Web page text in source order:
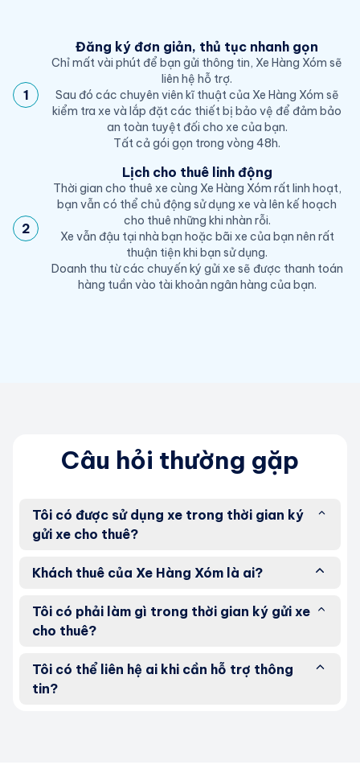
1
Đăng ký đơn giản, thủ tục nhanh gọn
Chỉ mất vài phút để bạn gửi thông tin, Xe Hàng Xóm sẽ
liên hệ hỗ trợ.
Sau đó các chuyên viên kĩ thuật của Xe Hàng Xóm sẽ
kiểm tra xe và lắp đặt các thiết bị bảo vệ để đảm bảo
an toàn tuyệt đối cho xe của bạn.
Tất cả gói gọn trong vòng 48h.
2
Lịch cho thuê linh động
Thời gian cho thuê xe cùng Xe Hàng Xóm rất linh hoạt,
bạn vẫn có thể chủ động sử dụng xe và lên kế hoạch
cho thuê những khi nhàn rỗi.
Xe vẫn đậu tại nhà bạn hoặc bãi xe của bạn nên rất
thuận tiện khi bạn sử dụng.
Doanh thu từ các chuyến ký gửi xe sẽ được thanh toán
hàng tuần vào tài khoản ngân hàng của bạn.
Câu hỏi thường gặp
Tôi có được sử dụng xe trong thời gian ký
gửi xe cho thuê?
Khách thuê của Xe Hàng Xóm là ai?
Tôi có phải làm gì trong thời gian ký gửi xe
cho thuê?
Tôi có thể liên hệ ai khi cần hỗ trợ thông
tin?